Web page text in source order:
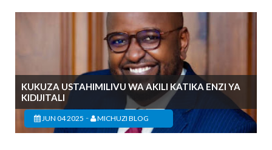
KUKUZA USTAHIMILIVU WA AKILI KATIKA ENZI YA
KIDIJITALI
JUN 04 2025 - MICHUZI BLOG